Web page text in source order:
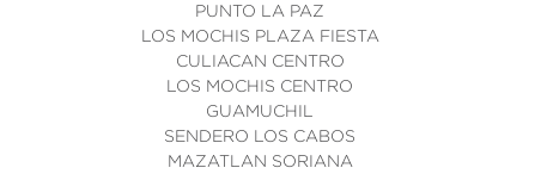
PUNTO LA PAZ
LOS MOCHIS PLAZA FIESTA
CULIACAN CENTRO
LOS MOCHIS CENTRO
GUAMUCHIL
SENDERO LOS CABOS
MAZATLAN SORIANA